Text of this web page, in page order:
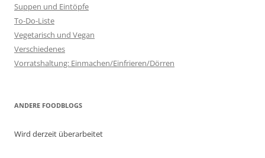
Suppen und Eintöpfe
To-Do-Liste
Vegetarisch und Vegan
Verschiedenes
Vorratshaltung: Einmachen/Einfrieren/Dörren
ANDERE FOODBLOGS
Wird derzeit überarbeitet